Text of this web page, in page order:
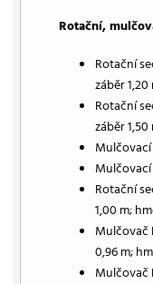
Rotační,
Rotační
záběr
Rotační
záběr
Mulčovací
Rotační
1,00 m;
Mulčovač
0,96 m;
Mulčovač